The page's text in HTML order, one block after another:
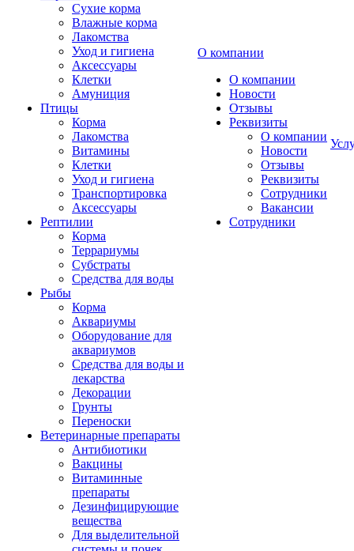
Сухие корма
Влажные корма
Лакомства
Уход и гигиена
Аксессуары
Клетки
Амуниция
Птицы
Корма
Лакомства
Витамины
Клетки
Уход и гигиена
Транспортировка
Аксессуары
Рептилии
Корма
Террариумы
Субстраты
Средства для воды
Рыбы
Корма
Аквариумы
Оборудование для
аквариумов
Средства для воды и
лекарства
Декорации
Грунты
Переноски
Ветеринарные препараты
Антибиотики
Вакцины
Витаминные
препараты
Дезинфицирующие
вещества
Для выделительной
О компании
О компании
Новости
Отзывы
Реквизиты
О компании
Новости
Отзывы
Реквизиты
Сотрудники
Вакансии
Сотрудники